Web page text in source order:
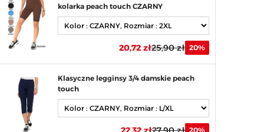
kolarka peach touch CZARNY
20,72 zł25,90 zł 20%
Klasyczne legginsy 3/4 damskie peach
touch
20%